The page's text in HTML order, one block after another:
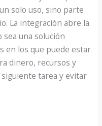
solo uso, sino parte
La integración abre la
una solución
en los que puede estar
dinero, recursos y
tarea y evitar